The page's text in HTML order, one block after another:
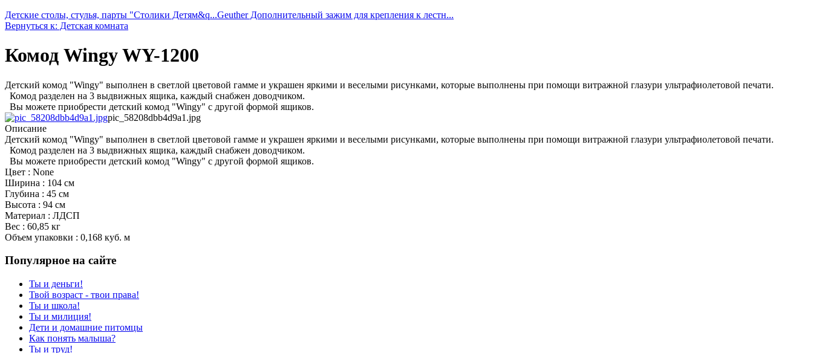
Детские столы, стулья, парты "Столики Детям&q...Geuther Дополнительный зажим для крепления к лестн...
Вернуться к: Детская комната
Комод Wingy WY-1200
Детский комод "Wingy" выполнен в светлой цветовой гамме и украшен яркими и веселыми рисунками, которые выполнены при помощи витражной глазури ультрафиолетовой печати.
Комод разделен на 3 выдвижных ящика, каждый снабжен доводчиком.
Вы можете приобрести детский комод "Wingy" с другой формой ящиков.
pic_58208dbb4d9a1.jpg
Описание
Детский комод "Wingy" выполнен в светлой цветовой гамме и украшен яркими и веселыми рисунками, которые выполнены при помощи витражной глазури ультрафиолетовой печати.
Комод разделен на 3 выдвижных ящика, каждый снабжен доводчиком.
Вы можете приобрести детский комод "Wingy" с другой формой ящиков.
Цвет : None
Ширина : 104 см
Глубина : 45 см
Высота : 94 см
Материал : ЛДСП
Вес : 60,85 кг
Объем упаковки : 0,168 куб. м
Популярное на сайте
Ты и деньги!
Твой возраст - твои права!
Ты и школа!
Ты и милиция!
Дети и домашние питомцы
Как понять малыша?
Ты и труд!